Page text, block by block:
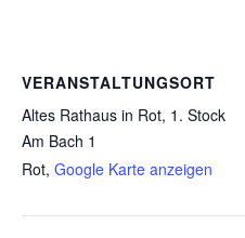
VERANSTALTUNGSORT
Altes Rathaus in Rot, 1. Stock
Am Bach 1
Rot, Google Karte anzeigen